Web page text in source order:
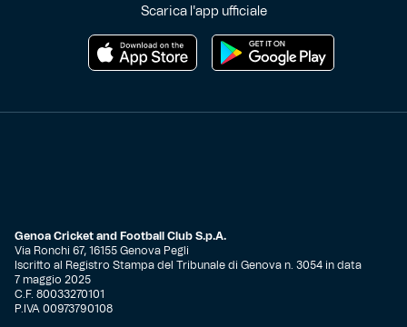
Isolani x Genoa
Scarica l'app ufficiale
Genoa Cricket and Football Club S.p.A.
Via Ronchi 67, 16155 Genova Pegli
Iscritto al Registro Stampa del Tribunale di Genova n. 3054 in data
7 maggio 2025
C.F. 80033270101
P.IVA 00973790108